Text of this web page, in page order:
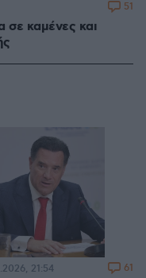
σε καμένες και
51
21:54 61